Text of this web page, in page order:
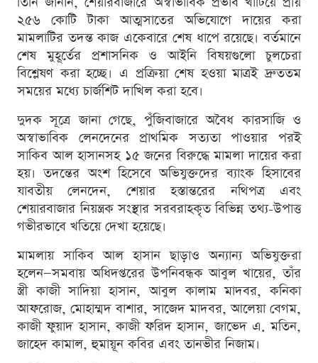
২৫৬ কোটি টাকা আত্মসাতের অভিযোগে দায়ের করা
মামলাটির তদন্ত কাজ একেবারে শেষ ধাপে রয়েছে। বর্তমানে
শেষ মুহূর্তের প্রশাসনিক ও আইনি বিষয়গুলো চুলচেরা
বিশ্লেষণ করা হচ্ছে। এ প্রক্রিয়া শেষ হওয়া মাত্রই দ্রুততম
সময়ের মধ্যে চার্জশিট দাখিল করা হবে।
দুদক সূত্রে জানা গেছে, পুঁজিবাজারে অবৈধ কারসাজি ও
অস্বাভাবিক লেনদেনের প্রাথমিক সত্যতা পাওয়ার পরই
সাকিব আল হাসানসহ ১৫ জনের বিরুদ্ধে মামলা দায়ের করা
হয়। তদন্তের অংশ হিসেবে অভিযুক্তদের ব্যাংক হিসাবের
যাবতীয় লেনদেন, শেয়ার হস্তান্তরের নথিপত্র এবং
শেয়ারবাজার নিয়ন্ত্রক সংস্থার সরবরাহকৃত বিভিন্ন তথ্য-উপাত্ত
গভীরভাবে খতিয়ে দেখা হয়েছে।
মামলায় সাকিব আল হাসান ছাড়াও অন্যান্য অভিযুক্তরা
হলেন—সমবায় অধিদপ্তরের উপনিবন্ধক আবুল খায়ের, তাঁর
স্ত্রী কাজী সাদিয়া হাসান, আবুল কালাম মাদবর, কনিকা
আফরোজ, মোহাম্মদ বাশার, সাজেদ মাদবর, আলেয়া বেগম,
কাজী ফুয়াদ হাসান, কাজী ফরিদ হাসান, জাভেদ এ. মতিন,
জাহেদ কামাল, হুমায়ূন কবির এবং তানভীর নিজাম।